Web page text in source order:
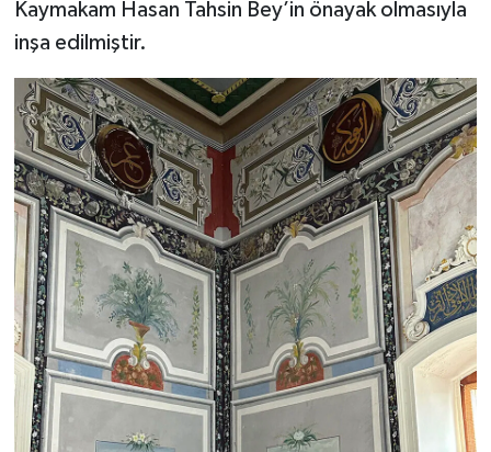
Kaymakam Hasan Tahsin Bey’in önayak olmasıyla
inşa edilmiştir.
Konya Müftülüğü
Kütahya Müftülüğü
Malatya Müftülüğü
Manisa Müftülüğü
Mardin Müftülüğü
Mersin Müftülüğü
Muğla Müftülüğü
Muş Müftülüğü